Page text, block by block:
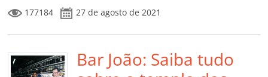
c
e
b
itt
er
ai
l
at
s
A
k
e
dI
o
gl
e
y
Li
p
ar
177184 27 de agosto de 2021
Bar João: Saiba tudo